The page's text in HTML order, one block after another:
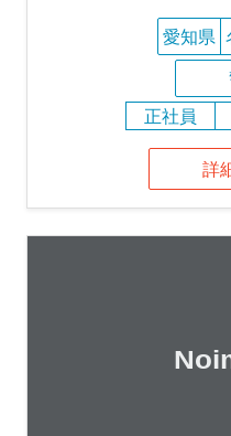
愛知県
正社員
詳